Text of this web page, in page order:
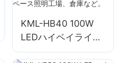
KML-HB40 100W
LEDハイベイライト
サプライヤー屋内ス